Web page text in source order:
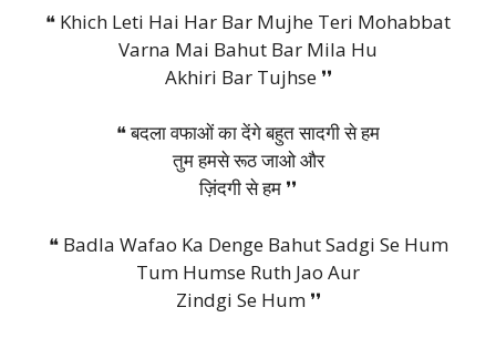
❝ Khich Leti Hai Har Bar Mujhe Teri Mohabbat
Varna Mai Bahut Bar Mila Hu
Akhiri Bar Tujhse ❜❜
❝ बदला वफाओं का देंगे बहुत सादगी से हम
तुम हमसे रूठ जाओ और
ज़िंदगी से हम ❜❜
❝ Badla Wafao Ka Denge Bahut Sadgi Se Hum
Tum Humse Ruth Jao Aur
Zindgi Se Hum ❜❜